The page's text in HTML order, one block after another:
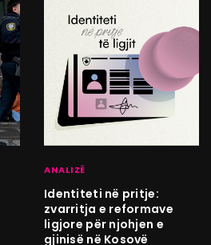
ANALIZË
Identiteti në pritje:
zvarritja e reformave
ligjore për njohjen e
gjinisë në Kosovë